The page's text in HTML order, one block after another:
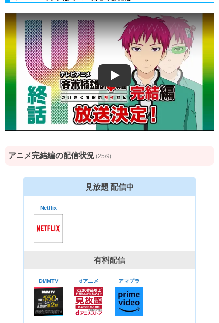
Play
アニメ完結編の配信状況 (25/9)
見放題 配信中
Netflix
有料配信
DMMTV dアニメ アマプラ